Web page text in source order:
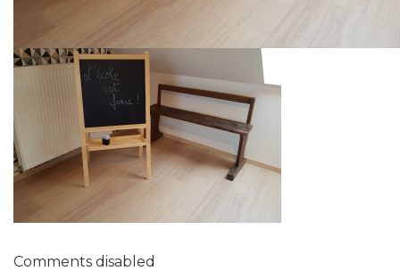
Comments disabled